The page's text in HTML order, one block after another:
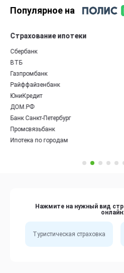
Популярное на
Страхование ипотеки
Сбербанк
ВТБ
Газпромбанк
Райффайзенбанк
ЮниКредит
ДОМ.РФ
Банк Санкт-Петербург
Промсвязьбанк
Ипотека по городам
Нажмите на нужный вид
онлайн:
Туристическая страховка